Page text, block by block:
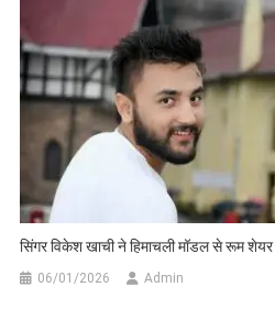
सिंगर विकेश खाची ने हिमाचली मॉडल से रूम
06/01/2026 Admin